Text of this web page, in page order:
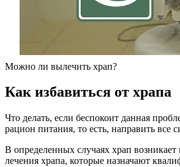
Можно ли вылечить храп?
Как избавиться от храпа
Что делать, если беспокоит данная
рацион питания, то есть, направить
В определенных случаях храп
лечения храпа, которые назначают